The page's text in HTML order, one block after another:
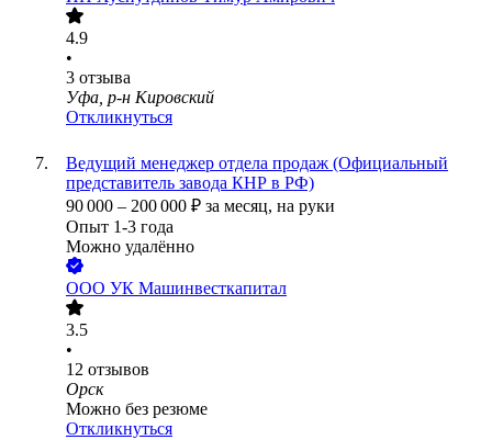
4.9
•
3 отзыва
Уфа, р-н Кировский
Откликнуться
Ведущий менеджер отдела продаж (Официальный
представитель завода КНР в РФ)
90 000 – 200 000 ₽ за месяц, на руки
Опыт 1-3 года
Можно удалённо
ООО УК Машинвесткапитал
3.5
•
12 отзывов
Орск
Можно без резюме
Откликнуться